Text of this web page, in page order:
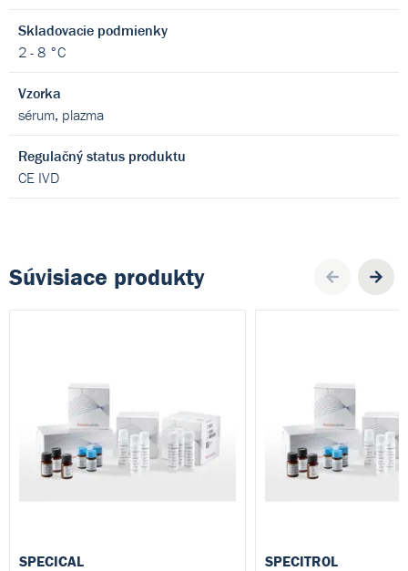
Skladovacie podmienky
2 - 8 °C
Vzorka
sérum, plazma
Regulačný status produktu
CE IVD
Súvisiace produkty
SPECICAL SPECITROL